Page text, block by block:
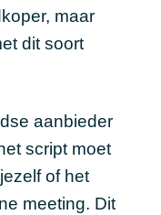
maar
dit soort
aanbieder
script moet
of het
meeting. Dit